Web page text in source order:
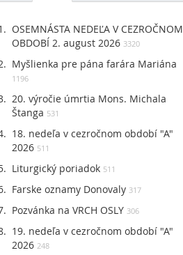
OSEMNÁSTA NEDEĽA V CEZROČNOM
OBDOBÍ 2. august 2026 3320
Myšlienka pre pána farára Mariána
1196
20. výročie úmrtia Mons. Michala
Štanga 531
18. nedeľa v cezročnom období "A"
2026 511
Liturgický poriadok 511
Farske oznamy Donovaly 317
Pozvánka na VRCH OSLY 306
19. nedeľa v cezročnom období "A"
2026 248